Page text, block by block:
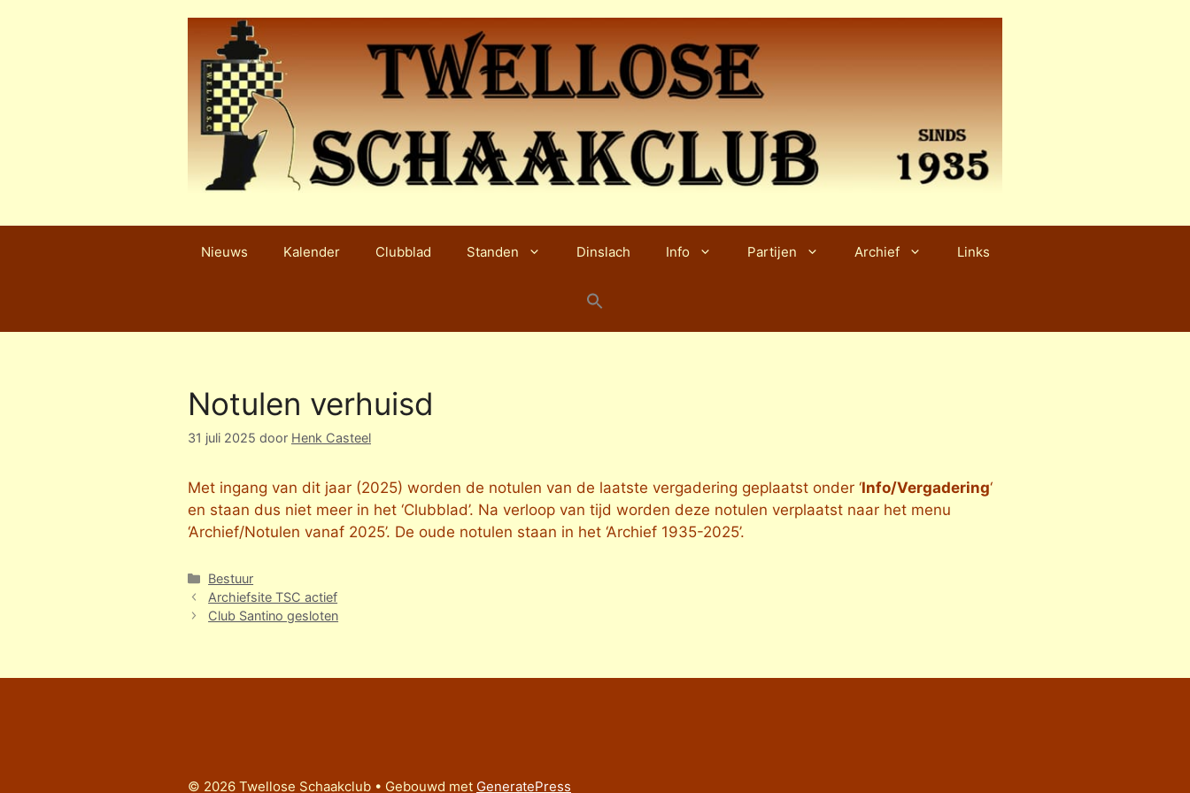
Nieuws Kalender Clubblad Standen Dinslach Info Partijen Archief Links
Notulen verhuisd
31 juli 2025 door Henk Casteel
Met ingang van dit jaar (2025) worden de notulen van de laatste vergadering geplaatst onder ‘Info/Vergadering‘
en staan dus niet meer in het ‘Clubblad’. Na verloop van tijd worden deze notulen verplaatst naar het menu
‘Archief/Notulen vanaf 2025’. De oude notulen staan in het ‘Archief 1935-2025’.
Categorieën
Bestuur
Archiefsite TSC actief
Club Santino gesloten
© 2026 Twellose Schaakclub • Gebouwd met GeneratePress